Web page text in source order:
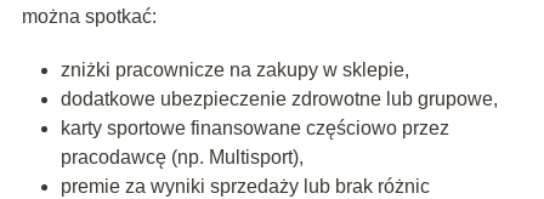
można spotkać:
zniżki pracownicze na zakupy w sklepie,
dodatkowe ubezpieczenie zdrowotne lub grupowe,
karty sportowe finansowane częściowo przez
pracodawcę (np. Multisport),
premie za wyniki sprzedaży lub brak różnic